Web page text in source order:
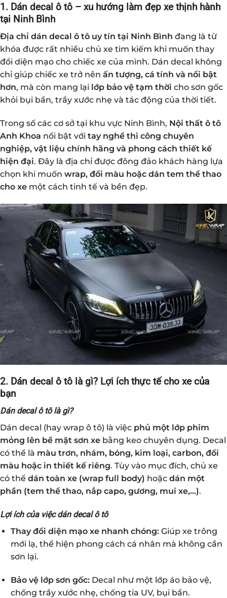
1. Dán decal ô tô – xu hướng làm đẹp xe thịnh hành
tại Ninh Bình
Địa chỉ dán decal ô tô uy tín tại Ninh Bình đang là từ
khóa được rất nhiều chủ xe tìm kiếm khi muốn thay
đổi diện mạo cho chiếc xe của mình. Dán decal không
chỉ giúp chiếc xe trở nên ấn tượng, cá tính và nổi bật
hơn, mà còn mang lại lớp bảo vệ tạm thời cho sơn gốc
khỏi bụi bẩn, trầy xước nhẹ và tác động của thời tiết.
Trong số các cơ sở tại khu vực Ninh Bình, Nội thất ô tô
Anh Khoa nổi bật với tay nghề thi công chuyên
nghiệp, vật liệu chính hãng và phong cách thiết kế
hiện đại. Đây là địa chỉ được đông đảo khách hàng lựa
chọn khi muốn wrap, đổi màu hoặc dán tem thể thao
cho xe một cách tinh tế và bền đẹp.
2. Dán decal ô tô là gì? Lợi ích thực tế cho xe của
bạn
Dán decal ô tô là gì?
Dán decal (hay wrap ô tô) là việc phủ một lớp phim
mỏng lên bề mặt sơn xe bằng keo chuyên dụng. Decal
có thể là màu trơn, nhám, bóng, kim loại, carbon, đổi
màu hoặc in thiết kế riêng. Tùy vào mục đích, chủ xe
có thể dán toàn xe (wrap full body) hoặc dán một
phần (tem thể thao, nắp capo, gương, mui xe,…).
Lợi ích của việc dán decal ô tô
Thay đổi diện mạo xe nhanh chóng:Giúp xe trông
mới lạ, thể hiện phong cách cá nhân mà không cần
sơn lại.
Bảo vệ lớp sơn gốc:Decal như một lớp áo bảo vệ,
chống trầy xước nhẹ, chống tia UV, bụi bẩn.